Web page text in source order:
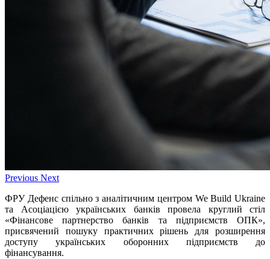
Previous Next
ФРУ Дефенс спільно з аналітичним центром We Build Ukraine
та Асоціацією українських банків провела круглий стіл
«Фінансове партнерство банків та підприємств ОПК»,
присвячений пошуку практичних рішень для розширення
доступу українських оборонних підприємств до
фінансування.